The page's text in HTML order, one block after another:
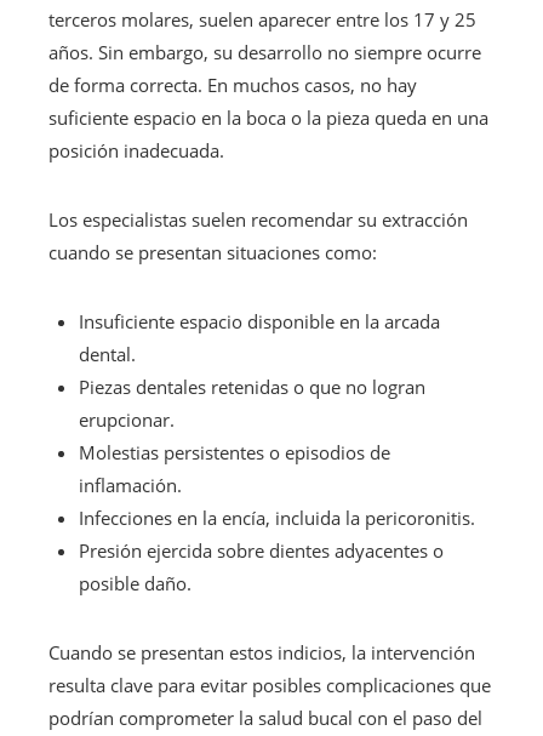
terceros molares, suelen aparecer entre los 17 y 25
años. Sin embargo, su desarrollo no siempre ocurre
de forma correcta. En muchos casos, no hay
suficiente espacio en la boca o la pieza queda en una
posición inadecuada.
Los especialistas suelen recomendar su extracción
cuando se presentan situaciones como:
Insuficiente espacio disponible en la arcada
dental.
Piezas dentales retenidas o que no logran
erupcionar.
Molestias persistentes o episodios de
inflamación.
Infecciones en la encía, incluida la pericoronitis.
Presión ejercida sobre dientes adyacentes o
posible daño.
Cuando se presentan estos indicios, la intervención
resulta clave para evitar posibles complicaciones que
podrían comprometer la salud bucal con el paso del